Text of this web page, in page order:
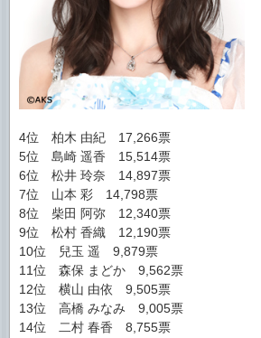
4位 柏木 由紀 17,266票
5位 島崎 遥香 15,514票
6位 松井 玲奈 14,897票
7位 山本 彩 14,798票
8位 柴田 阿弥 12,340票
9位 松村 香織 12,190票
10位 兒玉 遥 9,879票
11位 森保 まどか 9,562票
12位 横山 由依 9,505票
13位 高橋 みなみ 9,005票
14位 二村 春香 8,755票